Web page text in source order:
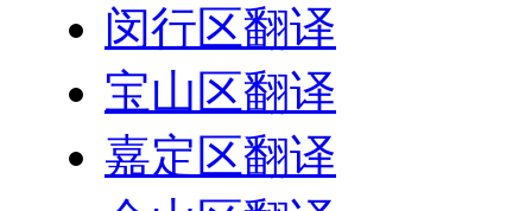
闵行区翻译
宝山区翻译
嘉定区翻译